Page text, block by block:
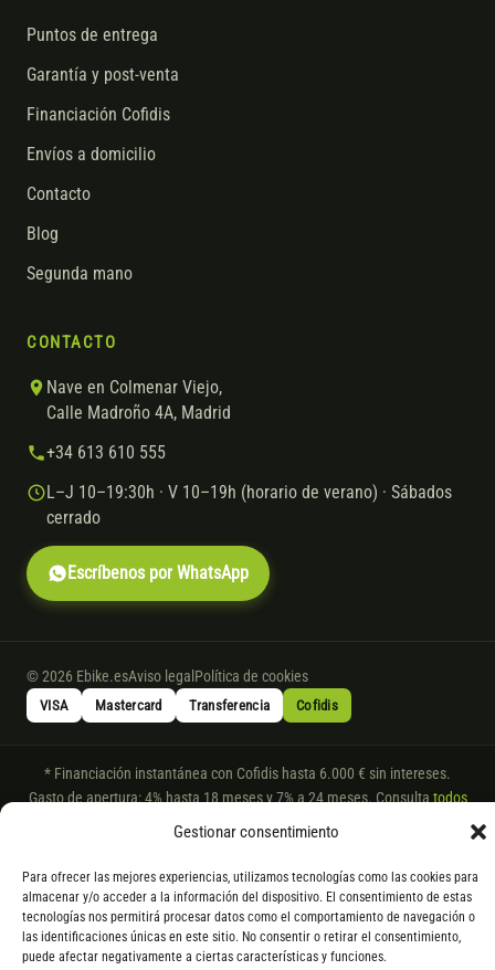
Gestionar consentimiento
Para ofrecer las mejores experiencias, utilizamos tecnologías como las cookies para
almacenar y/o acceder a la información del dispositivo. El consentimiento de estas
tecnologías nos permitirá procesar datos como el comportamiento de navegación o
las identificaciones únicas en este sitio. No consentir o retirar el consentimiento,
puede afectar negativamente a ciertas características y funciones.
Puntos de entrega
Garantía y post-venta
Financiación Cofidis
Envíos a domicilio
Contacto
Blog
Segunda mano
CONTACTO
Nave en Colmenar Viejo,
Calle Madroño 4A, Madrid
+34 613 610 555
L–J 10–19:30h · V 10–19h (horario de verano) · Sábados
cerrado
Escríbenos por WhatsApp
© 2026 Ebike.esAviso legalPolítica de cookies
VISA Mastercard Transferencia Cofidis
* Financiación instantánea con Cofidis hasta 6.000 € sin intereses.
Gasto de apertura: 4% hasta 18 meses y 7% a 24 meses. Consulta todos
los detalles
por WhatsApp.
pago; los de bajo pedido se confirman con un asesor. Si no fuera posible
servir el producto, se devuelve el importe sin coste. La información de
componentes es orientativa; los fabricantes pueden sustituir elementos
por otros equivalentes o superiores.